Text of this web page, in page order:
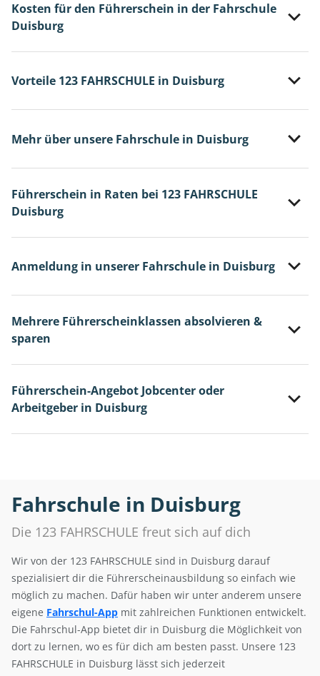
Kosten für den Führerschein in der Fahrschule
Duisburg
Vorteile 123 FAHRSCHULE in Duisburg
Mehr über unsere Fahrschule in Duisburg
Führerschein in Raten bei 123 FAHRSCHULE
Duisburg
Anmeldung in unserer Fahrschule in Duisburg
Mehrere Führerscheinklassen absolvieren &
sparen
Führerschein-Angebot Jobcenter oder
Arbeitgeber in Duisburg
Fahrschule in Duisburg
Die 123 FAHRSCHULE freut sich auf dich
Wir von der 123 FAHRSCHULE sind in Duisburg darauf
spezialisiert dir die Führerscheinausbildung so einfach wie
möglich zu machen. Dafür haben wir unter anderem unsere
eigene Fahrschul-App mit zahlreichen Funktionen entwickelt.
Die Fahrschul-App bietet dir in Duisburg die Möglichkeit von
dort zu lernen, wo es für dich am besten passt. Unsere 123
FAHRSCHULE in Duisburg lässt sich jederzeit